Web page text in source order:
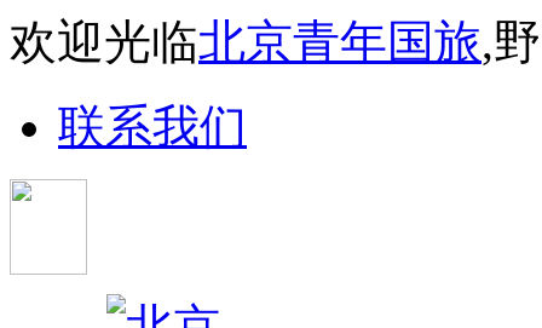
欢迎光临北京青年国旅,
联系我们